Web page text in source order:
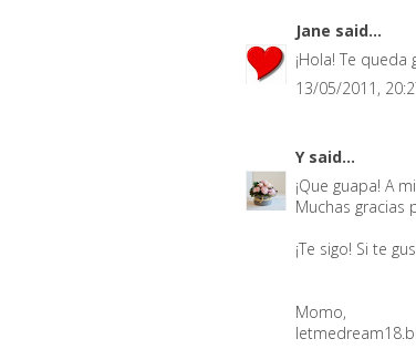
Jane said...
¡Hola! Te queda
13/05/2011,
Y said...
¡Que guapa! A
Muchas gracias
¡Te sigo! Si te
Momo,